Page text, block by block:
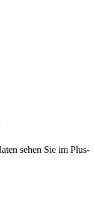
sehen Sie im Plus-